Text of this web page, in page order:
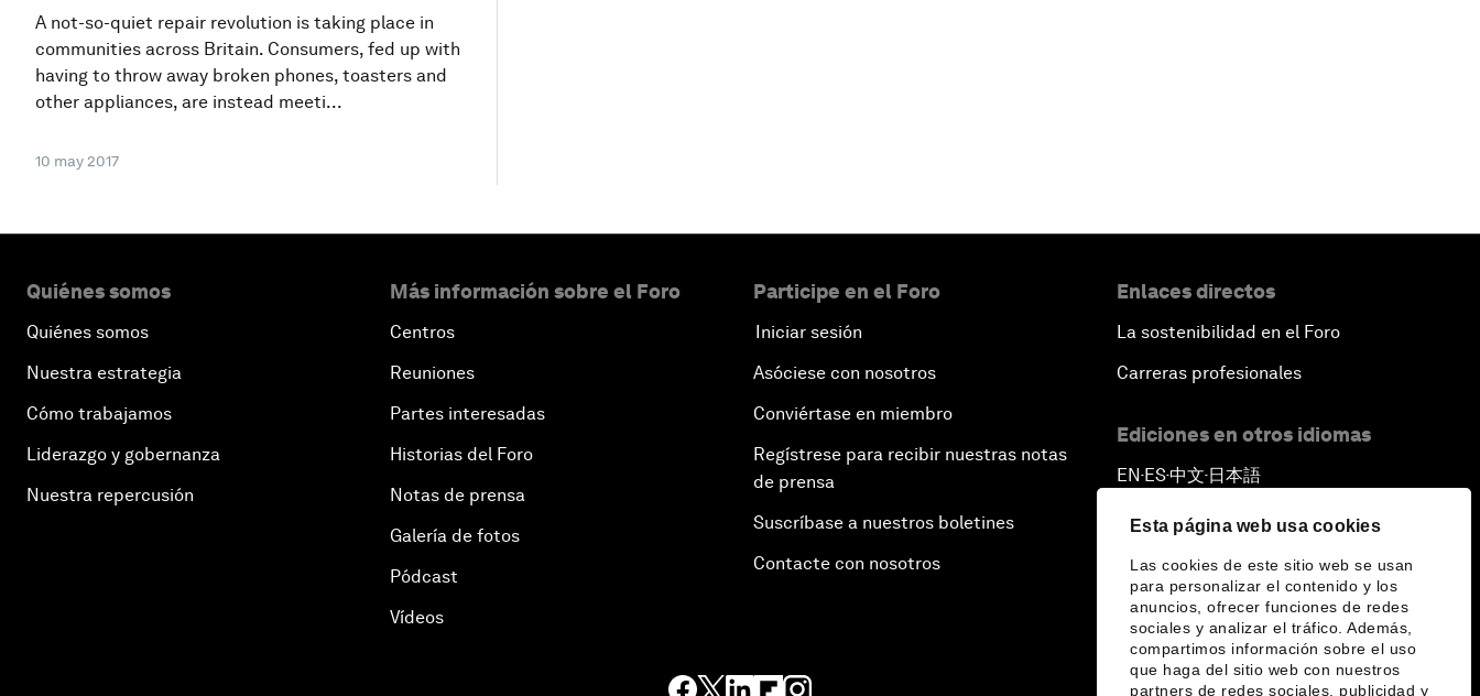
Esta página web usa cookies
Las cookies de este sitio web se usan
para personalizar el contenido y los
anuncios, ofrecer funciones de redes
sociales y analizar el tráfico. Además,
compartimos información sobre el uso
que haga del sitio web con nuestros
partners de redes sociales, publicidad y
A not-so-quiet repair revolution is taking place in
communities across Britain. Consumers, fed up with
having to throw away broken phones, toasters and
other appliances, are instead meeti...
10 may 2017
Quiénes somos
Quiénes somos
Nuestra estrategia
Cómo trabajamos
Liderazgo y gobernanza
Nuestra repercusión
Más información sobre el Foro
Centros
Reuniones
Partes interesadas
Historias del Foro
Notas de prensa
Galería de fotos
Pódcast
Vídeos
Participe en el Foro
Iniciar sesión
Asóciese con nosotros
Conviértase en miembro
Regístrese para recibir nuestras notas
de prensa
Suscríbase a nuestros boletines
Contacte con nosotros
Enlaces directos
La sostenibilidad en el Foro
Carreras profesionales
Ediciones en otros idiomas
EN ▪ ES▪中文▪ 日本語